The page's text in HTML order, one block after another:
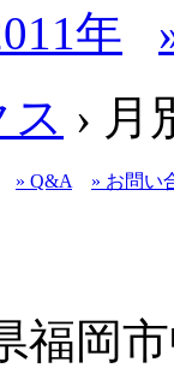
年
ス › 月
» Q&A » お問い
福岡